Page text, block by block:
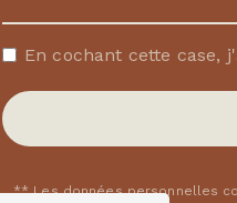
En cochant cette case,
** Les données personnelles